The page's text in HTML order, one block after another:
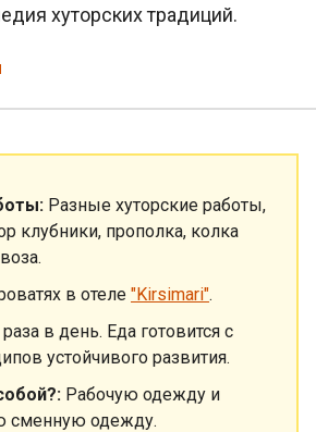
хуторских традиций.
Разные хуторские работы,
клубники, прополка, колка
в отеле "Kirsimari".
в день. Еда готовится с
устойчивого развития.
Рабочую одежду и
сменную одежду.